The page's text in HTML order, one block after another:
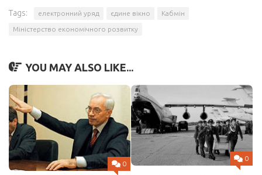
Tags: електронний уряд єдине вікно Кабмін
Міністерство економічного розвитку
YOU MAY ALSO LIKE...
0
0